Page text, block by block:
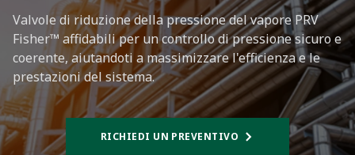
Valvole di riduzione della pressione del vapore PRV
Fisher™ affidabili per un controllo di pressione sicuro e
coerente, aiutandoti a massimizzare l'efficienza e le
prestazioni del sistema.
RICHIEDI UN PREVENTIVO